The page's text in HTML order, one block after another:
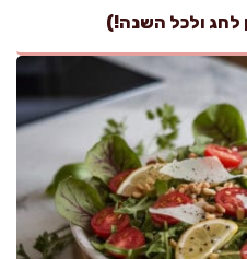
לחג ולכל השנה!)